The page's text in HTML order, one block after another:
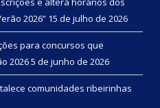
2026” 15 de julho de 2026
para concursos que
20265 de junho de 2026
comunidades ribeirinhas